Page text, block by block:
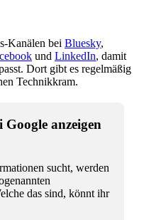
Kanälen bei Bluesky,
und LinkedIn, damit
Dort gibt es regelmäßig
Technikkram.
anzeigen
sucht, werden
das sind, könnt ihr